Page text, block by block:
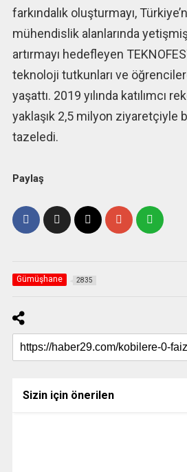
farkındalık oluşturmayı,
mühendislik alanlarında
artırmayı hedefleyen
teknoloji tutkunları ve
yaşattı. 2019 yılında katılımcı
yaklaşık 2,5 milyon ziyaretçiyle
tazeledi.
Paylaş
Gümüşhane 2835
Sizin için önerilen